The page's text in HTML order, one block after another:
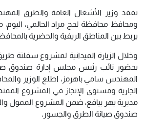
تفقد وزير الأشغال العامة والطرق
ومحافظ محافظة لحج مراد الحالمي،
يربط بين المناطق الريفية والحضرية
وخلال الزيارة الميدانية لمشروع سفلتة
بحضور نائب رئيس مجلس إدارة صندوق
المهندس سامي باهرمز، اطلع الوزير
الجارية ومستوى الإنجاز في المشروع
مديرية يهر بيافع، ضمن المشروع الممول
صندوق صيانة الطرق والجسور.